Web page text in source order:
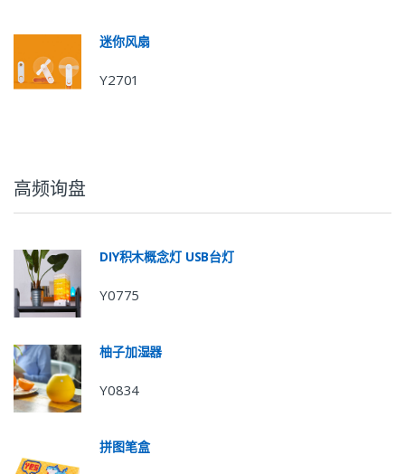
迷你风扇
Y2701
高频询盘
DIY积木概念灯 USB台灯
Y0775
柚子加湿器
Y0834
拼图笔盒